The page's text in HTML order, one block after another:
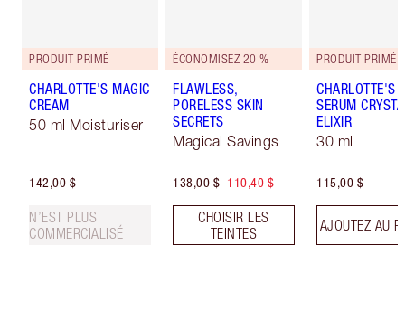
PRODUIT PRIMÉ
CHARLOTTE'S MAGIC
CREAM
50 ml Moisturiser
142,00 $
N’EST PLUS
COMMERCIALISÉ
ÉCONOMISEZ 20 %
FLAWLESS,
PORELESS SKIN
SECRETS
Magical Savings
138,00 $ 110,40 $
CHOISIR LES
TEINTES
PRODUIT PRIMÉ
CHARLOTTE'S
SERUM
ELIXIR
30 ml
115,00 $
AJOUTEZ AU